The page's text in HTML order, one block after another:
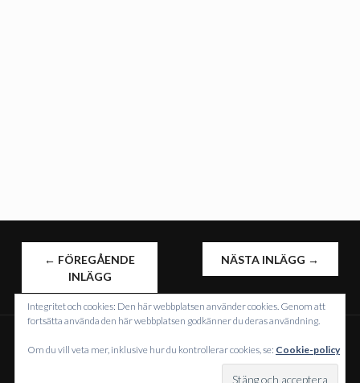
INLÄGGSNAVIGERING
← FÖREGÅENDE
INLÄGG
NÄSTA INLÄGG →
DRIVS MED WORDPRESS
WORDPRESS.COM
Integritet och cookies: Den här webbplatsen använder cookies. Genom att
fortsätta använda den här webbplatsen godkänner du deras användning.
Om du vill veta mer, inklusive hur du kontrollerar cookies, se: Cookie-policy